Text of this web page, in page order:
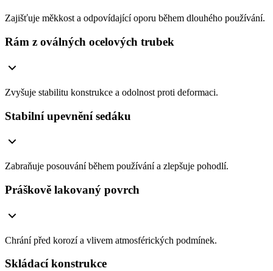
Zajišťuje měkkost a odpovídající oporu během dlouhého používání.
Rám z oválných ocelových trubek
Zvyšuje stabilitu konstrukce a odolnost proti deformaci.
Stabilní upevnění sedáku
Zabraňuje posouvání během používání a zlepšuje pohodlí.
Práškově lakovaný povrch
Chrání před korozí a vlivem atmosférických podmínek.
Skládací konstrukce